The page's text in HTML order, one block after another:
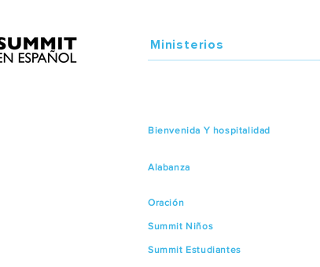
Ministerios
Bienvenida Y hospitalidad
Alabanza
Oración
Summit Niños
Summit Estudiantes